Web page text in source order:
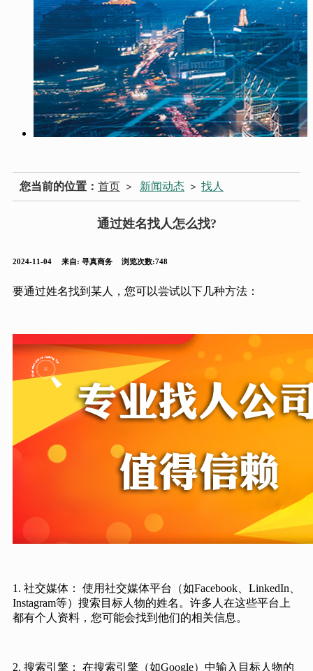
您当前的位置： 首页 > 新闻动态 > 找人
通过姓名找人怎么找?
2024-11-04 来自: 寻真商务 浏览次数:748
要通过姓名找到某人，您可以尝试以下几种方法：
1. 社交媒体： 使用社交媒体平台（如Facebook、LinkedIn、
Instagram等）搜索目标人物的姓名。许多人在这些平台上
都有个人资料，您可能会找到他们的相关信息。
2. 搜索引擎： 在搜索引擎（如Google）中输入目标人物的